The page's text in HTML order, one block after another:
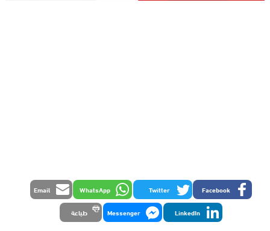
Facebook
Twitter
WhatsApp
Email
LinkedIn
Messenger طباعة